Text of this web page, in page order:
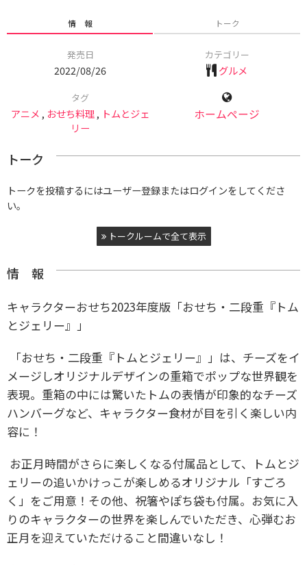
情 報 トーク
発売日
2022/08/26
カテゴリー
グルメ
タグ
アニメ , おせち料理, トムとジェ
リー
ホームページ
トーク
トークを投稿するにはユーザー登録またはログインをしてくださ
い。
トークルームで全て表示
情 報
キャラクターおせち2023年度版「おせち・二段重『トム
とジェリー』」
「おせち・二段重『トムとジェリー』」は、チーズをイ
メージしオリジナルデザインの重箱でポップな世界観を
表現。重箱の中には驚いたトムの表情が印象的なチーズ
ハンバーグなど、キャラクター食材が目を引く楽しい内
容に！
お正月時間がさらに楽しくなる付属品として、トムとジ
ェリーの追いかけっこが楽しめるオリジナル「すごろ
く」をご用意！その他、祝箸やぽち袋も付属。お気に入
りのキャラクターの世界を楽しんでいただき、心弾むお
正月を迎えていただけること間違いなし！